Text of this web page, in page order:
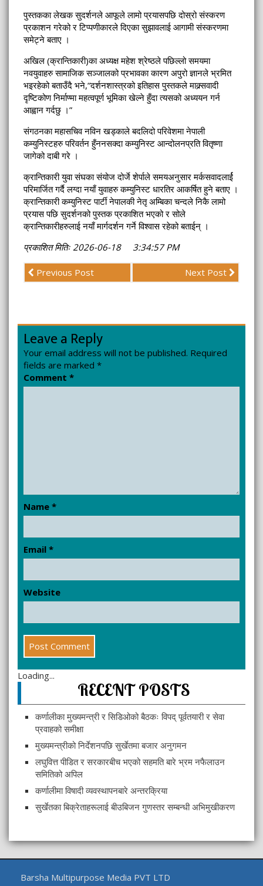
पुस्तकका लेखक सुदर्शनले आफूले लामो प्रयासपछि दोस्रो संस्करण
प्रकाशन गरेको र टिप्पणीकारले दिएका सुझावलाई आगामी संस्करणमा
समेट्ने बताए ।
अखिल (क्रान्तिकारी)का अध्यक्ष महेश श्रेष्ठले पछिल्लो समयमा
नवयुवाहरु सामाजिक सञ्जालको प्रभावका कारण अपुरो ज्ञानले भ्रमित
भइरहेको बताउँदै भने,“दर्शनशास्त्रको इतिहास पुस्तकले माक्र्सवादी
दृष्टिकोण निर्माण्मा महत्वपूर्ण भूमिका खेल्ने हुँदा त्यसको अध्ययन गर्न
आह्वान गर्दछु ।”
संगठनका महासचिव नविन खड्काले बदलिदो परिवेशमा नेपाली
कम्युनिस्टहरु परिवर्तन हुँननसक्दा कम्युनिस्ट आन्दोलनप्रति वितृष्णा
जागेको दाबी गरे ।
क्रान्तिकारी युवा संघका संयोज दोर्जे शेर्पाले समयअनुसार मर्कसवादलार्ई
परिमार्जित गर्दै लग्दा नयाँ युवाहरु कम्युनिस्ट धारतिर आकर्षित हुने बताए ।
क्रान्तिकारी कम्युनिस्ट पार्टी नेपालकी नेतृ अम्बिका चन्दले निकै लामो
प्रयास पछि सुदर्शनको पुस्तक प्रकाशित भएको र सोले
क्रान्तिकारीहरुलाई नयाँ मार्गदर्शन गर्ने विश्वास रहेको बताईन् ।
प्रकाशित मितिः 2026-06-18 3:34:57 PM
Previous Post Next Post
Leave a Reply
Your email address will not be published. Required
fields are marked *
Comment *
Name *
Email *
Website
Loading...
RECENT POSTS
कर्णालीका मुख्यमन्त्री र सिडिओको बैठकः विपद् पूर्वतयारी र सेवा
प्रवाहको समीक्षा
मुख्यमन्त्रीको निर्देशनपछि सुर्खेतमा बजार अनुगमन
लघुवित्त पीडित र सरकारबीच भएको सहमति बारे भ्रम नफैलाउन
समितिको अपिल
कर्णालीमा विषादी व्यवस्थापनबारे अन्तरक्रिया
सुर्खेतका बिक्रेताहरूलाई बीउबिजन गुणस्तर सम्बन्धी अभिमुखीकरण
Barsha Multipurpose Media PVT LTD